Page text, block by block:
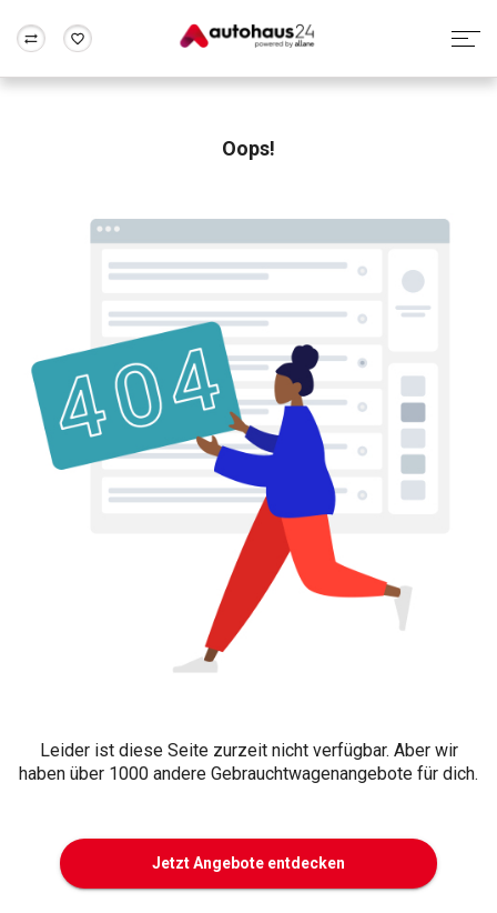
Rund um die Inzahlungnahme
Oops!
Leider ist diese Seite zurzeit nicht verfügbar. Aber wir
haben über 1000 andere Gebrauchtwagenangebote für dich.
Jetzt Angebote entdecken